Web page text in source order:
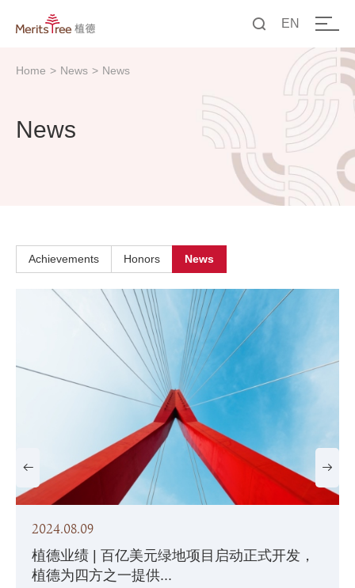
EN
中文
Home > News > News
News
Achievements Honors News
2024.08.09
植德业绩 | 百亿美元绿地项目启动正式开发，
植德为四方之一提供...